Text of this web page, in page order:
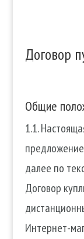
Договор
Общие
1.1.
далее по
Договор
Интернет-